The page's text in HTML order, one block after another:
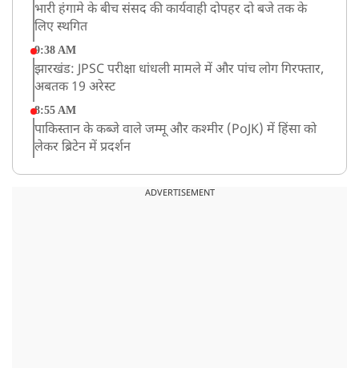
भारी हंगामे के बीच संसद की कार्यवाही दोपहर दो बजे तक के
लिए स्थगित
9:38 AM
झारखंड: JPSC परीक्षा धांधली मामले में और पांच लोग गिरफ्तार,
अबतक 19 अरेस्ट
8:55 AM
पाकिस्तान के कब्जे वाले जम्मू और कश्मीर (PoJK) में हिंसा को
लेकर ब्रिटेन में प्रदर्शन
बसपा के इकलौते विधायक उमाशंकर सिंह का देर रात निधन,
ADVERTISEMENT